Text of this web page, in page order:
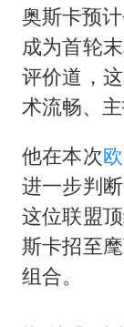
奥斯卡预
成为首轮
评价道，
术流畅、
他在本次
进一步判
这位联盟
斯卡招至
组合。